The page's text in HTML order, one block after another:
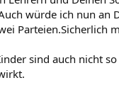
würde ich nun an
Parteien.Sicherlich
sind auch nicht